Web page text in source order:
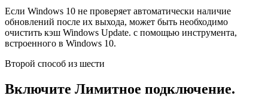
Если Windows 10 не проверяет автоматически наличие
обновлений после их выхода, может быть необходимо
очистить кэш Windows Update. с помощью инструмента,
встроенного в Windows 10.
Второй способ из шести
Включите Лимитное подключение.